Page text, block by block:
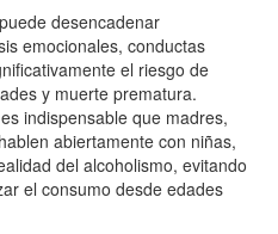
desencadenar
emocionales, conductas
el riesgo de
y muerte prematura.
indispensable que madres,
abiertamente con niñas,
del alcoholismo, evitando
el consumo desde edades